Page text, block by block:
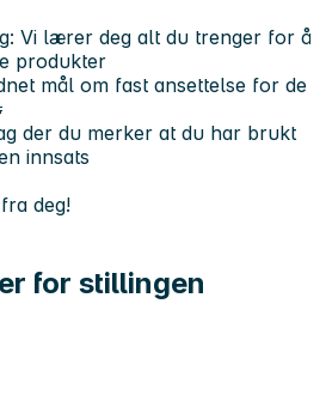
Vi lærer deg alt du trenger for å
produkter
mål om fast ansettelse for de
der du merker at du har brukt
innsats
deg!
for stillingen